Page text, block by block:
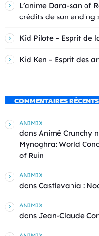
L’anime Dara-san of
crédits de son ending
Kid Pilote – Esprit de
Kid Ken – Esprit des
COMMENTAIRES RÉCENTS
ANIMIX
dans Animé Crunchy
Mynoghra: World
of Ruin
ANIMIX
dans Castlevania :
ANIMIX
dans Jean-Claude